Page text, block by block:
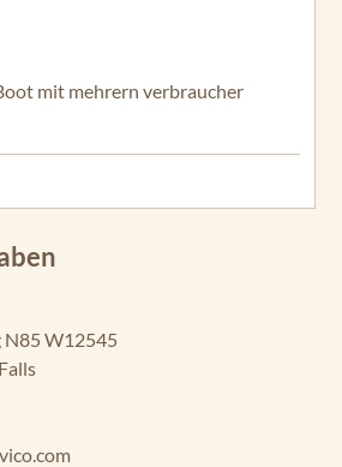
5 Sternen
mit mehrern verbraucher
N85 W12545